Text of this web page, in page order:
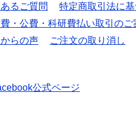
るご質問
特定商取引法に
・公費・科研費払い取引のご
らの声 ご注文の取り消し
公式ページ